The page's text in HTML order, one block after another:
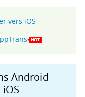
vers iOS
Android